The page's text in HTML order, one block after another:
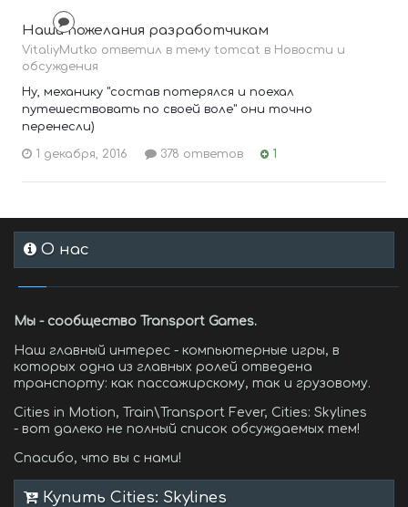
Наши пожелания разработчикам
VitaliyMutko ответил в тему tomcat в Новости и
обсуждения
Ну, механику "состав потерялся и поехал
путешествовать по своей воле" они точно
перенесли)
1 декабря, 2016 378 ответов 1
О нас
Мы - сообщество Transport Games.
Наш главный интерес - компьютерные игры, в
которых одна из главных ролей отведена
транспорту: как пассажирскому, так и грузовому.
Cities in Motion, Train\Transport Fever, Cities: Skylines
- вот далеко не полный список обсуждаемых тем!
Спасибо, что вы с нами!
Купить Cities: Skylines